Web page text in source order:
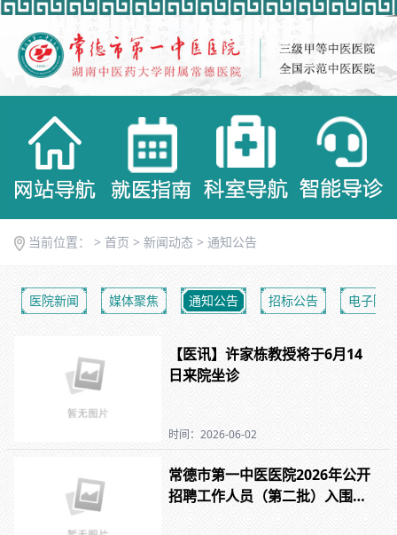
当前位置： > 首页 > 新闻动态 > 通知公告
医院新闻 媒体聚焦 通知公告 招标公告 电子院报
【医讯】许家栋教授将于6月14
日来院坐诊
时间：2026-06-02
常德市第一中医医院2026年公开
招聘工作人员（第二批）入围体